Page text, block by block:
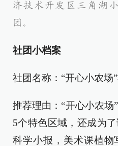
济技术开发区三角湖
团。
社团小档案
社团名称：“开心小农场
推荐理由：“开心小农场
5个特色区域，还成为
科学小报，美术课植物